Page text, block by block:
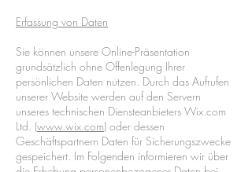
Erfassung von Daten
Sie können unsere Online-Präsentation
grundsätzlich ohne Offenlegung Ihrer
persönlichen Daten nutzen. Durch das Aufrufen
unserer Website werden auf den Servern
unseres technischen Diensteanbieters Wix.com
Ltd. (www.wix.com) oder dessen
Geschäftspartnern Daten für Sicherungszwecke
gespeichert. Im Folgenden informieren wir über